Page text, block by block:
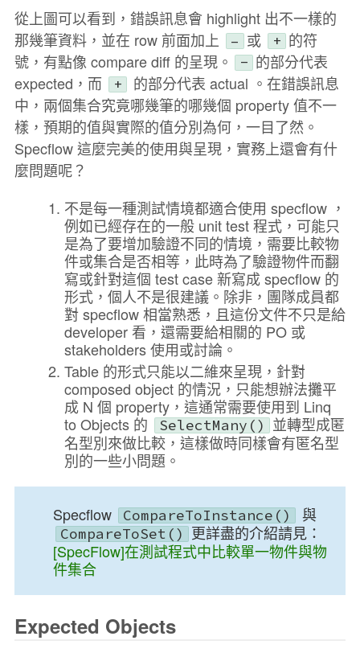
從上圖可以看到，錯誤訊息會 highlight 出不一樣的
那幾筆資料，並在 row 前面加上
– 或 + 的符
號，有點像 compare diff 的呈現。
- 的部分代表
expected，而
+
的部分代表 actual 。在錯誤訊息
中，兩個集合究竟哪幾筆的哪幾個 property 值不一
樣，預期的值與實際的值分別為何，一目了然。
Specflow 這麼完美的使用與呈現，實務上還會有什
麼問題呢？
不是每一種測試情境都適合使用 specflow ，
例如已經存在的一般 unit test 程式，可能只
是為了要增加驗證不同的情境，需要比較物
件或集合是否相等，此時為了驗證物件而翻
寫或針對這個 test case 新寫成 specflow 的
形式，個人不是很建議。除非，團隊成員都
對 specflow 相當熟悉，且這份文件不只是給
developer 看，還需要給相關的 PO 或
stakeholders 使用或討論。
Table 的形式只能以二維來呈現，針對
composed object 的情況，只能想辦法攤平
成 N 個 property，這通常需要使用到 Linq
to Objects 的
SelectMany() 並轉型成匿
名型別來做比較，這樣做時同樣會有匿名型
別的一些小問題。
Specflow CompareToInstance () 與
CompareToSet () 更詳盡的介紹請見：
[SpecFlow]在測試程式中比較單一物件與物
件集合
Expected Objects